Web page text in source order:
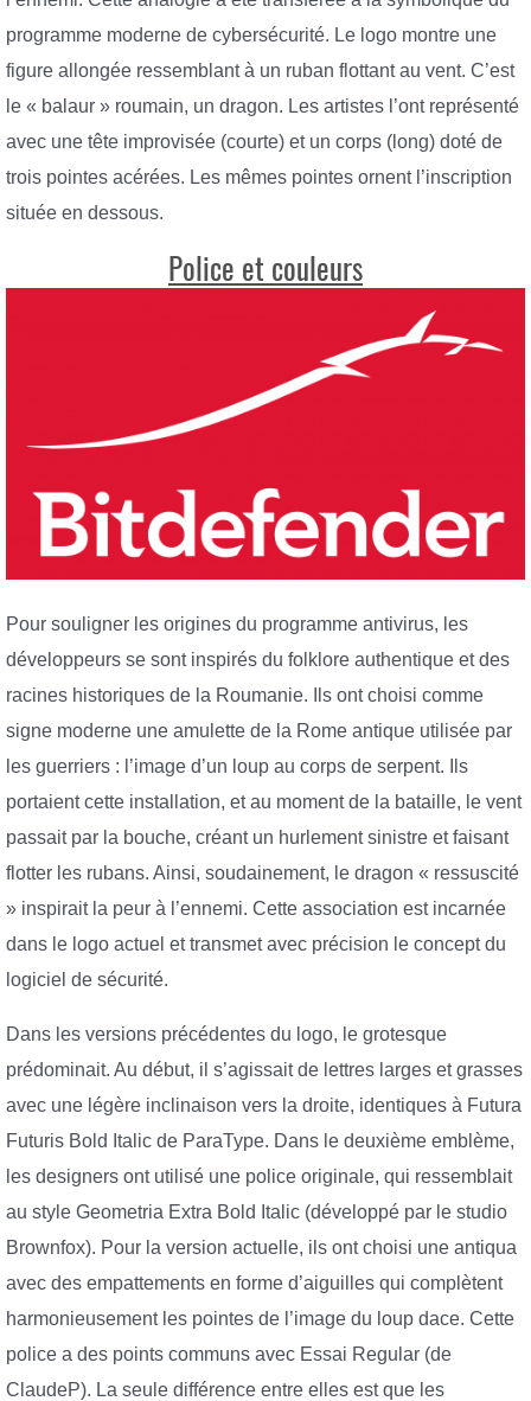
programme moderne de cybersécurité. Le logo montre une
figure allongée ressemblant à un ruban flottant au vent. C’est
le « balaur » roumain, un dragon. Les artistes l’ont représenté
avec une tête improvisée (courte) et un corps (long) doté de
trois pointes acérées. Les mêmes pointes ornent l’inscription
située en dessous.
Police et couleurs
Pour souligner les origines du programme antivirus, les
développeurs se sont inspirés du folklore authentique et des
racines historiques de la Roumanie. Ils ont choisi comme
signe moderne une amulette de la Rome antique utilisée par
les guerriers : l’image d’un loup au corps de serpent. Ils
portaient cette installation, et au moment de la bataille, le vent
passait par la bouche, créant un hurlement sinistre et faisant
flotter les rubans. Ainsi, soudainement, le dragon « ressuscité
» inspirait la peur à l’ennemi. Cette association est incarnée
dans le logo actuel et transmet avec précision le concept du
logiciel de sécurité.
Dans les versions précédentes du logo, le grotesque
prédominait. Au début, il s’agissait de lettres larges et grasses
avec une légère inclinaison vers la droite, identiques à Futura
Futuris Bold Italic de ParaType. Dans le deuxième emblème,
les designers ont utilisé une police originale, qui ressemblait
au style Geometria Extra Bold Italic (développé par le studio
Brownfox). Pour la version actuelle, ils ont choisi une antiqua
avec des empattements en forme d’aiguilles qui complètent
harmonieusement les pointes de l’image du loup dace. Cette
police a des points communs avec Essai Regular (de
ClaudeP). La seule différence entre elles est que les